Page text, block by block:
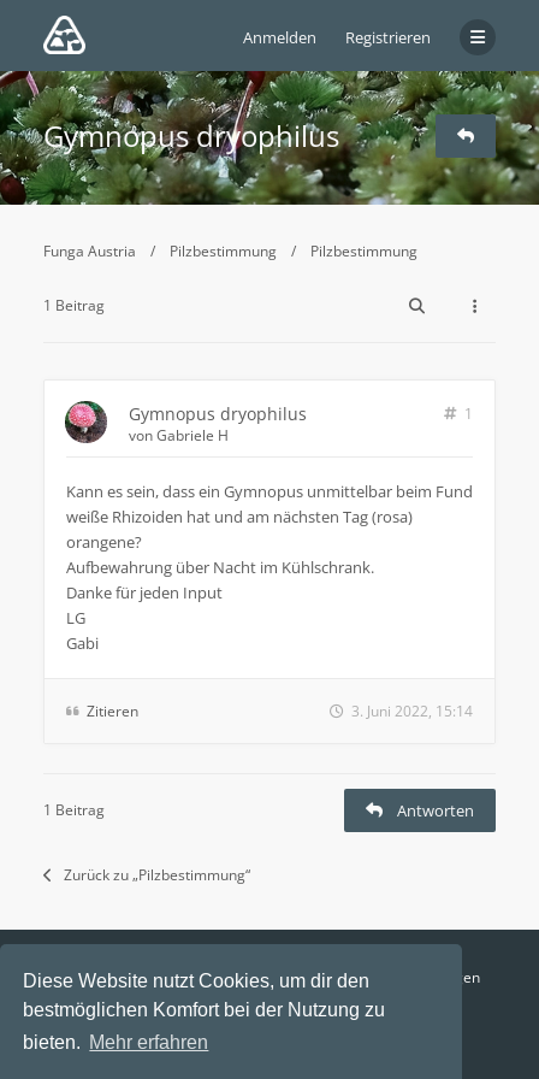
Diese Website nutzt Cookies, um dir den
bestmöglichen Komfort bei der Nutzung zu
bieten. Mehr erfahren
Anmelden Registrieren
Gymnopus dryophilus
Funga Austria Pilzbestimmung Pilzbestimmung
1 Beitrag
Gymnopus dryophilus
1
vonGabriele H
Kann es sein, dass ein Gymnopus unmittelbar beim Fund
weiße Rhizoiden hat und am nächsten Tag (rosa)
orangene?
Aufbewahrung über Nacht im Kühlschrank.
Danke für jeden Input
LG
Gabi
Zitieren 3. Juni 2022, 15:14
1 Beitrag Antworten
Zurück zu „Pilzbestimmung“
Funga Austria FAQ Datenschutz
Nutzungsbedingungen
Alle Zeiten sind UTC+02:00
Aktuelle Zeit: 8. August 2026, 20:39